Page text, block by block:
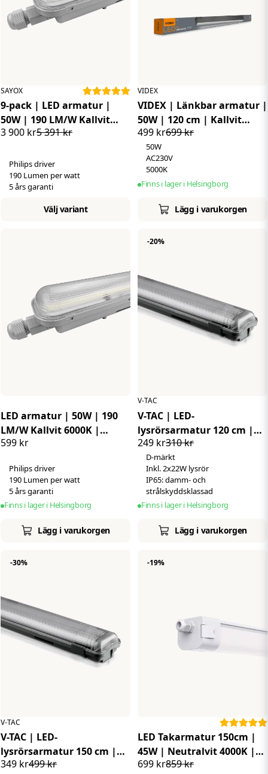
SAYOX
9-pack | LED armatur |
50W | 190 LM/W Kallvit
6000K | Philips drivdon
5 391 kr
3 900 kr
Philips driver
190 Lumen per watt
5 års garanti
Välj variant
VIDEX
VIDEX | Länkbar armatur |
50W | 120 cm | Kallvit
5000K699 kr
499 kr
50W
AC230V
5000K
Finns i lager i Helsingborg
Lägg i varukorgen
LED armatur | 50W | 190
LM/W Kallvit 6000K |
Philips drivdon
599 kr
Philips driver
190 Lumen per watt
5 års garanti
Finns i lager i Helsingborg
Lägg i varukorgen
V-TAC
V-TAC | LED-
lysrörsarmatur 120 cm |
2x18W | Neutralvit 4000K |
IP65 | Inkl. lysrör
310 kr
249 kr
D-märkt
Inkl. 2x22W lysrör
IP65: damm- och
strålskyddsklassad
Finns i lager i Helsingborg
Lägg i varukorgen
-20%
V-TAC
V-TAC | LED-
lysrörsarmatur 150 cm |
2x22W | Neutralvit 4000K |
499 kr
349 kr
-30%
LED Takarmatur 150cm |
45W | Neutralvit 4000K |
IP65 | D-märkt | Philips
859 kr
699 kr
-19%